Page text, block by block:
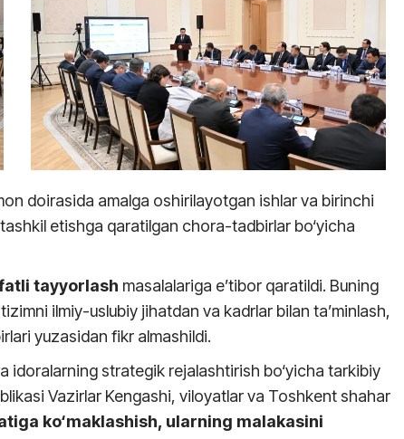
doirasida amalga oshirilayotgan ishlar va birinchi
etishga qaratilgan chora-tadbirlar bo‘yicha
tayyorlash masalalariga e’tibor qaratildi. Buning
ilmiy-uslubiy jihatdan va kadrlar bilan ta’minlash,
yuzasidan fikr almashildi.
strategik rejalashtirish bo‘yicha tarkibiy
Vazirlar Kengashi, viloyatlar va Toshkent shahar
ko‘maklashish, ularning malakasini